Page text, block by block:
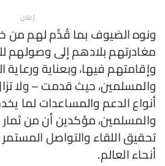
إعلان
ونوه الضيوف بما قُدِّم لهم من
مغادرتهم بلادهم إلى وصولهم
وإقامتهم فيها، وبعناية ورعاية
والمسلمين، حيث قدمت – ولا
أنواع الدعم والمساعدات لما
والمسلمين، مؤكدين أن من ثمار
تحقيق اللقاء والتواصل
أنحاء العالم.